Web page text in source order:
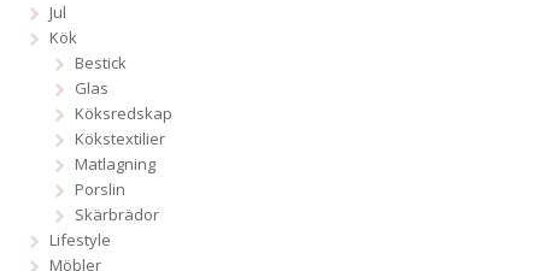
Jul
Kök
Bestick
Glas
Köksredskap
Kökstextilier
Matlagning
Porslin
Skärbrädor
Lifestyle
Möbler